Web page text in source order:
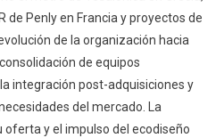
de Penly en Francia y proyectos de
de la organización hacia
de equipos
integración post-adquisiciones y
del mercado. La
y el impulso del ecodiseño